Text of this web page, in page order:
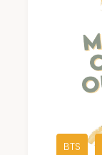
BTS